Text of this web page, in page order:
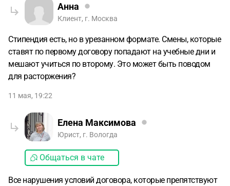
Анна
Клиент, г. Москва
Стипендия есть, но в урезанном формате. Смены, которые
ставят по первому договору попадают на учебные дни и
мешают учиться по второму. Это может быть поводом
для расторжения?
11 мая, 19:22
Елена Максимова
Юрист, г. Вологда
Общаться в чате
Все нарушения условий договора, которые препятствуют